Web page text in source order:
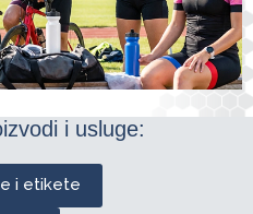
i usluge:
i etikete